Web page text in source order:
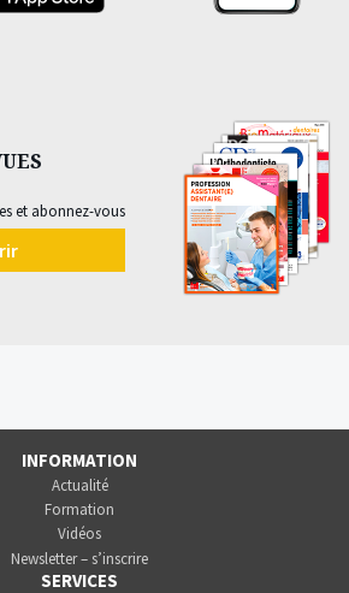
et abonnez-vous
INFORMATION
Actualité
Formation
Vidéos
Newsletter – s’inscrire
SERVICES